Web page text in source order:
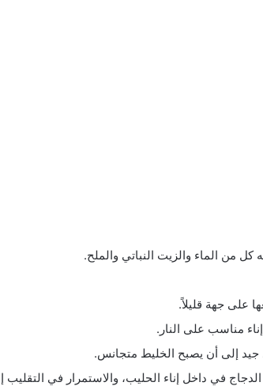
من الماء والزيت النباتي والملح.
مناسب على النار.
إلى أن يصبح الخليط متجانس.
في داخل إناء الحليب، والاستمرار في